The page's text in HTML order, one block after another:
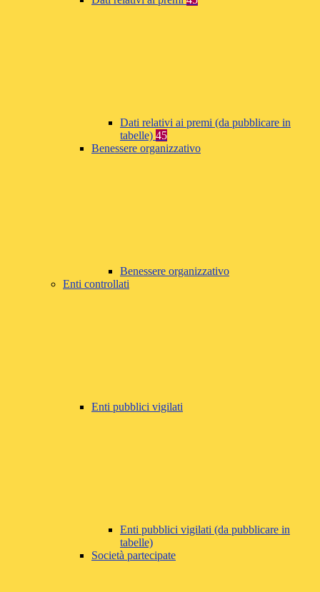
Dati relativi ai premi (da pubblicare in
tabelle) 45
Benessere organizzativo
Benessere organizzativo
Enti controllati
Enti pubblici vigilati
Enti pubblici vigilati (da pubblicare in
tabelle)
Società partecipate